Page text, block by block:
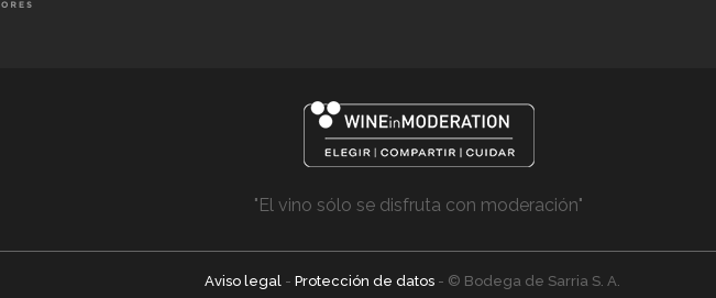
"El vino sólo se disfruta con moderación"
Aviso legal - Protección de datos - © Bodega de Sarria S. A.